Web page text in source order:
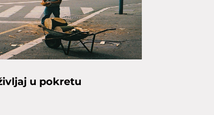
u pokretu